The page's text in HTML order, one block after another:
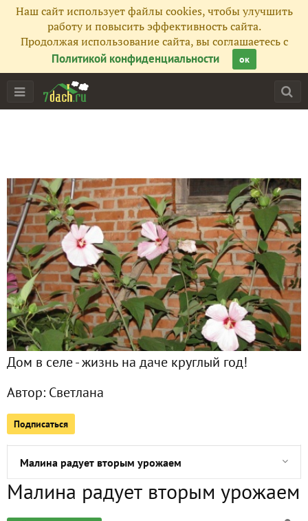
Наш сайт использует файлы cookies, чтобы улучшить
работу и повысить эффективность сайта.
Продолжая использование сайта, вы соглашаетесь с
Политикой конфиденциальности
ок
Дом в селе - жизнь на даче круглый год!
Автор: Светлана
Подписаться
Все публикации 289
Сейчас обсуждают
Цветопад форсайтии
Моя дармера
Душистый табак
Боярышник крупноплодный
Фасоль декоративная
Малина радует вторым урожаем
Ночной этюд
Малина радует вторым урожаем